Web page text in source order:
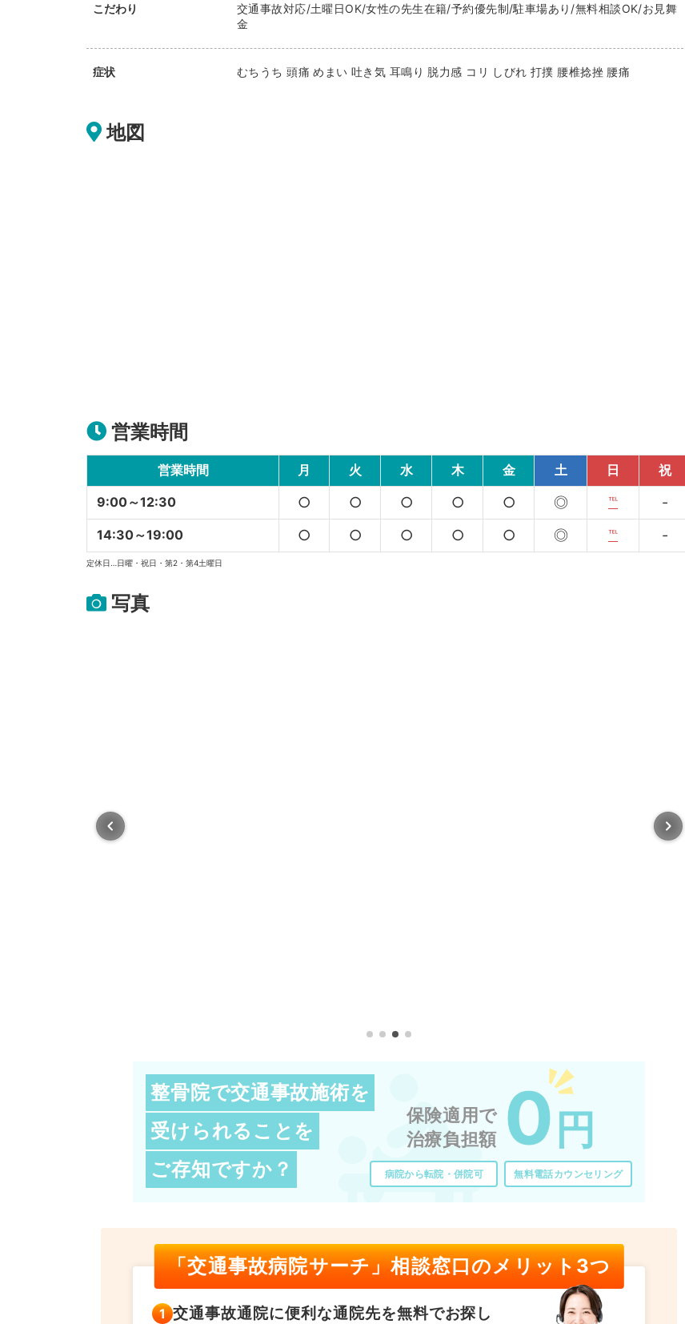
こだわり
交通事故対応/土曜日OK/女性の先生在籍/予約優先制/駐車場あり/無料相談OK/お見舞
金
症状 むちうち 頭痛 めまい 吐き気 耳鳴り 脱力感 コリ しびれ 打撲 腰椎捻挫 腰痛
地図
営業時間
営業時間 月 火 水 木 金 土 日
祝
9:00～12:30
○ ○ ○ ○ ○ ◎ ℡ -
14:30～19:00 ○ ○ ○ ○ ○ ◎ ℡ -
定休日…日曜・祝日・第2・第4土曜日
写真
整骨院で交通事故施術を
受けられることを
ご存知ですか？
保険適用で
治療負担額 0 円
病院から転院・併院可 無料電話カウンセリング
「交通事故病院サーチ」相談窓口のメリット3つ
交通事故通院に便利な通院先を無料でお探し